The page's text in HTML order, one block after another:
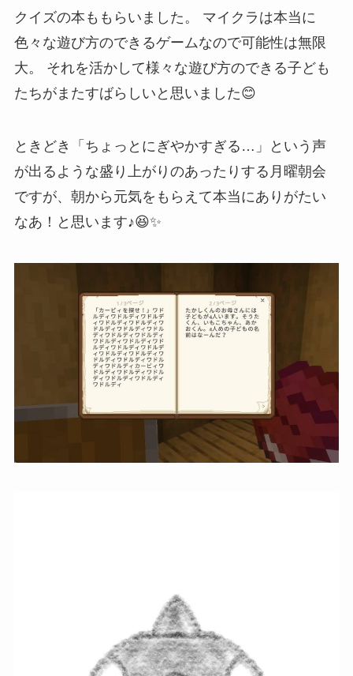
クイズの本ももらいました。 マイクラは本当に
色々な遊び方のできるゲームなので可能性は無限
大。 それを活かして様々な遊び方のできる子ども
たちがまたすばらしいと思いました😊
ときどき「ちょっとにぎやかすぎる…」という声
が出るような盛り上がりのあったりする月曜朝会
ですが、朝から元気をもらえて本当にありがたい
なあ！と思います♪😆✨️